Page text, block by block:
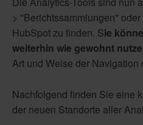
> "Berichtssammlungen"
HubSpot zu finden. Sie
weiterhin wie gewohnt
Art und Weise der Navigation
Nachfolgend finden Sie eine
der neuen Standorte aller